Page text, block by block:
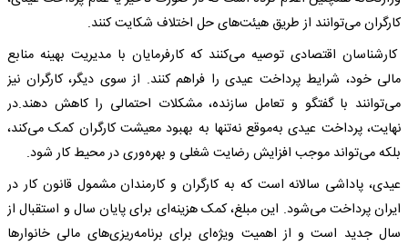
کارگران می‌توانند از طریق هیئت‌های حل اختلاف شکایت کنند.
کارشناسان اقتصادی توصیه می‌کنند که کارفرمایان با مدیریت بهینه منابع
مالی خود، شرایط پرداخت عیدی را فراهم کنند. از سوی دیگر، کارگران نیز
می‌توانند با گفتگو و تعامل سازنده، مشکلات احتمالی را کاهش دهند.در
نهایت، پرداخت عیدی به‌موقع نه‌تنها به بهبود معیشت کارگران کمک می‌کند،
بلکه می‌تواند موجب افزایش رضایت شغلی و بهره‌وری در محیط کار شود.
عیدی، پاداشی سالانه است که به کارگران و کارمندان مشمول قانون کار در
ایران پرداخت می‌شود. این مبلغ، کمک هزینه‌ای برای پایان سال و استقبال از
سال جدید است و از اهمیت ویژه‌ای برای برنامه‌ریزی‌های مالی خانوارها